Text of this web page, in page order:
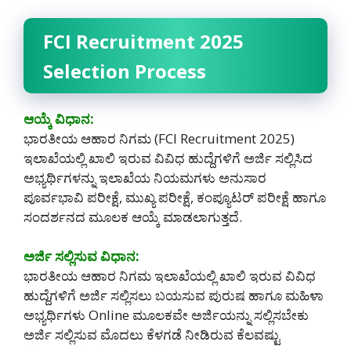
FCI Recruitment 2025
Selection Process
ಆಯ್ಕೆ ವಿಧಾನ:
ಭಾರತೀಯ ಆಹಾರ ನಿಗಮ (FCI Recruitment 2025)
ಇಲಾಖೆಯಲ್ಲಿ ಖಾಲಿ ಇರುವ ವಿವಿಧ ಹುದ್ದೆಗಳಿಗೆ ಅರ್ಜಿ ಸಲ್ಲಿಸಿದ
ಅಭ್ಯರ್ಥಿಗಳನ್ನು ಇಲಾಖೆಯ ನಿಯಮಗಳು ಅನುಸಾರ
ಪೂರ್ವಭಾವಿ ಪರೀಕ್ಷೆ, ಮುಖ್ಯ ಪರೀಕ್ಷೆ, ಕಂಪ್ಯೂಟರ್ ಪರೀಕ್ಷೆ ಹಾಗೂ
ಸಂದರ್ಶನದ ಮೂಲಕ ಆಯ್ಕೆ ಮಾಡಲಾಗುತ್ತದೆ.
ಅರ್ಜಿ ಸಲ್ಲಿಸುವ ವಿಧಾನ:
ಭಾರತೀಯ ಆಹಾರ ನಿಗಮ ಇಲಾಖೆಯಲ್ಲಿ ಖಾಲಿ ಇರುವ ವಿವಿಧ
ಹುದ್ದೆಗಳಿಗೆ ಅರ್ಜಿ ಸಲ್ಲಿಸಲು ಬಯಸುವ ಪುರುಷ ಹಾಗೂ ಮಹಿಳಾ
ಅಭ್ಯರ್ಥಿಗಳು Online ಮೂಲಕವೇ ಅರ್ಜಿಯನ್ನು ಸಲ್ಲಿಸಬೇಕು
ಅರ್ಜಿ ಸಲ್ಲಿಸುವ ಮೊದಲು ಕೆಳಗಡೆ ನೀಡಿರುವ ಕೆಲವಷ್ಟು